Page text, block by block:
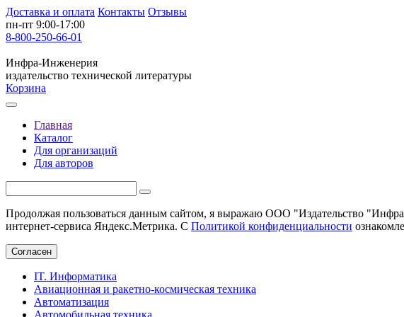
Доставка и оплата Контакты Отзывы
пн-пт 9:00-17:00
8-800-250-66-01
Инфра-Инженерия
издательство технической литературы
Корзина
Главная
Каталог
Для организаций
Для авторов
Продолжая пользоваться данным сайтом, я выражаю ООО "Издательство
интернет-сервиса Яндекс.Метрика. С Политикой конфиденциальности
Согласен
IT. Информатика
Авиационная и ракетно-космическая техника
Автоматизация
Автомобильная техника